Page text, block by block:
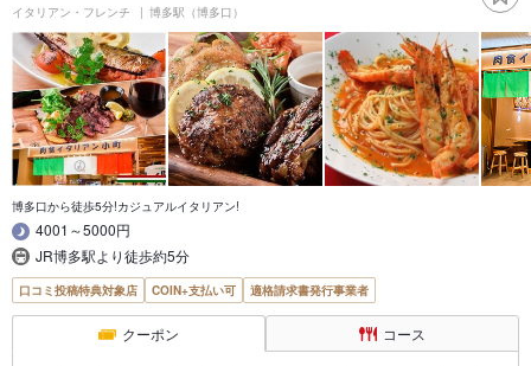
イタリアン・フレンチ 博多駅（博多口）
博多口から徒歩5分!カジュアルイタリアン!
4001～5000円
JR博多駅より徒歩約5分
口コミ投稿特典対象店 COIN+支払い可 適格請求書発行事業者
クーポン コース